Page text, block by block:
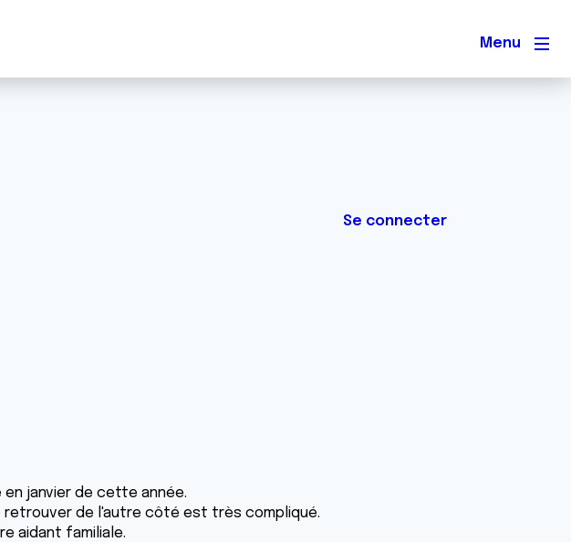
Menu
Se connecter
en janvier de cette année.
retrouver de l'autre côté est très compliqué.
aidant familiale.